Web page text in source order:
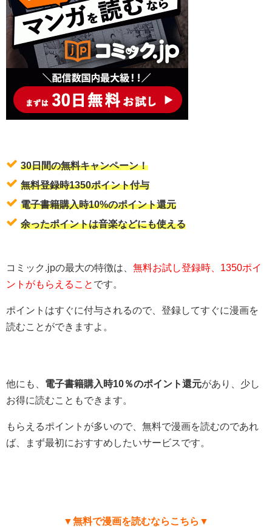
30日間の無料キャンペーン！
無料登録時1350ポイント付与
電子書籍購入時10%のポイント還元
余ったポイントは音楽などにも使える
コミック.jpの最大の特徴は、 無料お試し登録時、1350ポイ
ントがもらえること です。
ポイントはすぐに付与されるので、登録してすぐに漫画を
読むことができますよ。
他にも、 電子書籍購入時10％のポイント還元があり、少し
お得に読むこともできます。
もらえるポイントが多いので、無料で漫画を読むのであれ
ば、まず最初におすすめしたいサービスです。
▼無料で漫画を読むならこちら▼